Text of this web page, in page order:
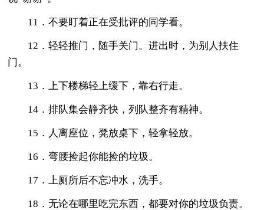
11．不要盯着正在受批评的同学看。
12．轻轻推门，随手关门。进出时，为别人扶住
门。
13．上下楼梯轻上缓下，靠右行走。
14．排队集会静齐快，列队整齐有精神。
15．人离座位，凳放桌下，轻拿轻放。
16．弯腰捡起你能捡的垃圾。
17．上厕所后不忘冲水，洗手。
18．无论在哪里吃完东西，都要对你的垃圾负责。